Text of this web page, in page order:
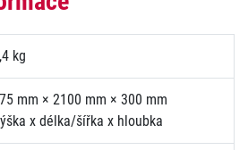
kg
mm × 2100 mm × 300 mm
x délka/šířka x hloubka